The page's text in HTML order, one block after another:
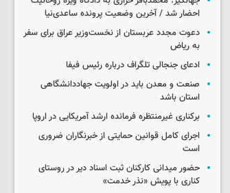
احضار شد / آخرین وضعیت پرونده ساعدی‌نیا
دعوت مجدد عربستان از نخست‌وزیر عراق برای سفر
به ریاض
ادعای جنجالی تلگراف درباره رئیس فیفا
صنعت و معدن باید در اولویت جهاددانشگاهی
استان باشد
برکناری غیرمنتظره فرمانده ارشد آمریکایی در اروپا
اجرای کامل قوانین حمایتی از خبرنگاران ضروری
است
حضور میدانی کارکنان ثبت اسناد دیر در روستای
کناری با پویش «نذر خدمت»